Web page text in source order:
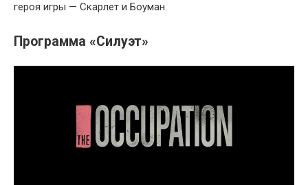
героя игры — Скарлет и Боуман.
Программа «Силуэт»